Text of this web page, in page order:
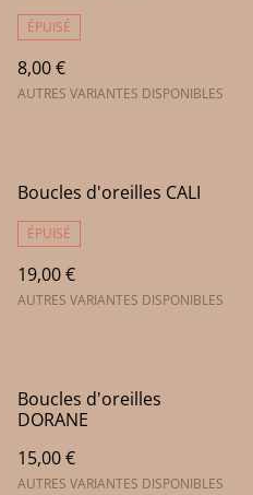
ÉPUISÉ
8,00 €
AUTRES VARIANTES DISPONIBLES
Boucles d'oreilles CALI
ÉPUISÉ
19,00 €
AUTRES VARIANTES DISPONIBLES
Boucles d'oreilles
DORANE
15,00 €
AUTRES VARIANTES DISPONIBLES